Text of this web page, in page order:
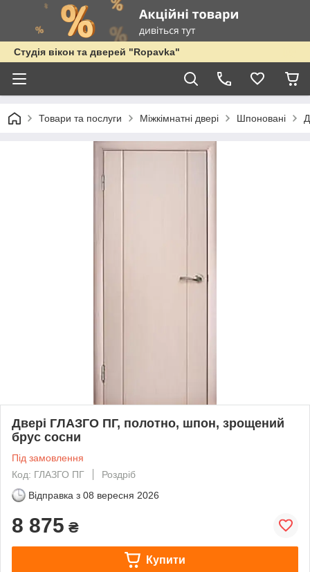
Студія вікон та дверей "Ropavka"
Товари та послуги Міжкімнатні двері Шпоновані
Двері ГЛАЗГО ПГ, полотно, шпон, зрощений
брус сосни
Під замовлення
Код: ГЛАЗГО ПГ
Роздріб
Відправка з 08 вересня 2026
8 875 ₴
Купити